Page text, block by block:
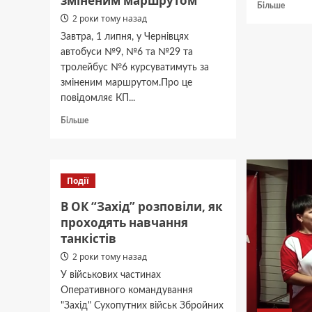
2 роки тому назад
Завтра, 1 липня, у Чернівцях
автобуси №9, №6 та №29 та
тролейбус №6 курсуватимуть за
зміненим маршрутом.Про це
повідомляє КП...
БільшеДокладніше
автобуси
тролейбуси
курсуватимуть
за
маршрутом
Більше
29
Події
В ОК “Захід” розповіли, як
проходять навчання
танкістів
2 роки тому назад
У військових частинах
Оперативного командування
"Захід" Сухопутних військ Збройних